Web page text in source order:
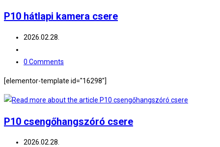
P10 hátlapi kamera csere
Post
2026.02.28.
category:
Post
0 Comments
[elementor-template id="16298"]
P10 csengőhangszóró csere
Post
2026.02.28.